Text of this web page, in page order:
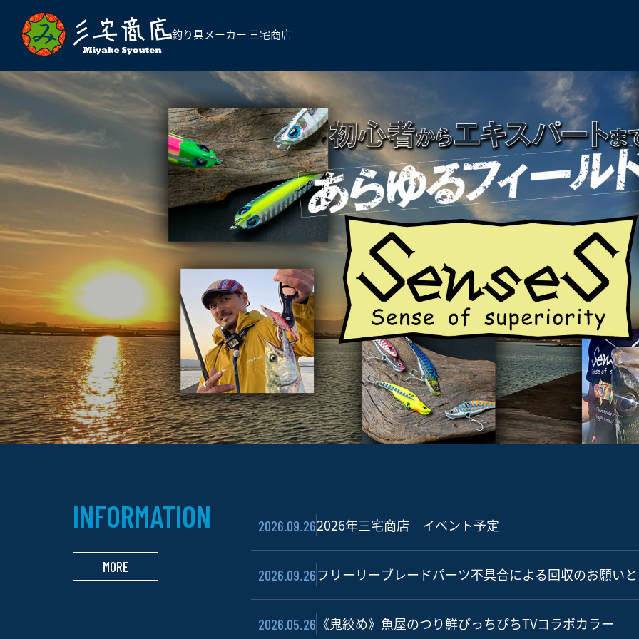
釣り具メーカー 三宅商店
INFORMATION
MORE
2026.09.262026年三宅商店 イベント予定
2026.09.26フリーリーブレードパーツ不具合による回収のお願い
2026.05.26 《鬼絞め》魚屋のつり鮮ぴっちぴちTVコラボカラー